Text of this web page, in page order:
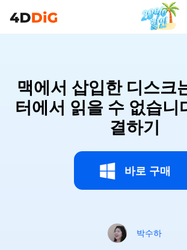
맥에서 삽입한 디스크
터에서 읽을 수 없습니
결하기
바로 구매
박수하